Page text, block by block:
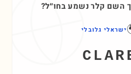
השם קלרנשמע בחו״ל?
ישראלי גלובלי